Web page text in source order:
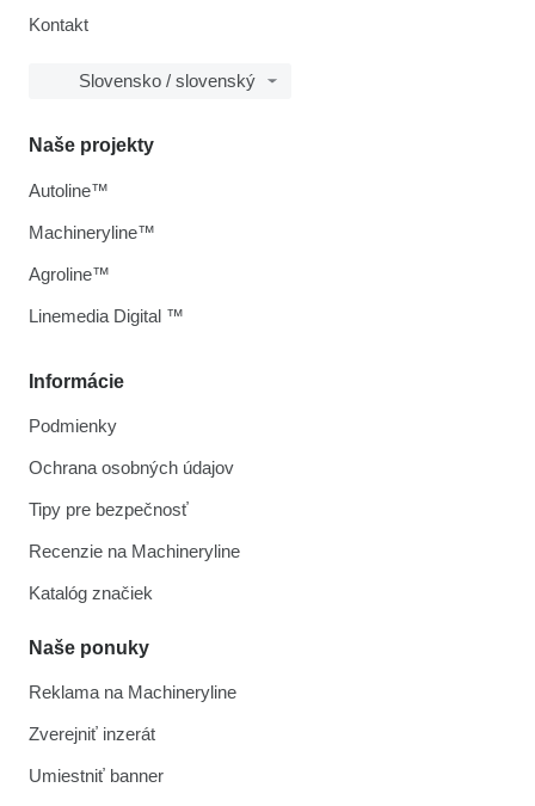
Kontakt
Slovensko / slovenský
Informácie
Podmienky
Ochrana osobných údajov
Tipy pre bezpečnosť
Recenzie na Machineryline
Katalóg značiek
Naše ponuky
Reklama na Machineryline
Zverejniť inzerát
Umiestniť banner
Naše projekty
Autoline™
Machineryline™
Agroline™
Linemedia Digital ™